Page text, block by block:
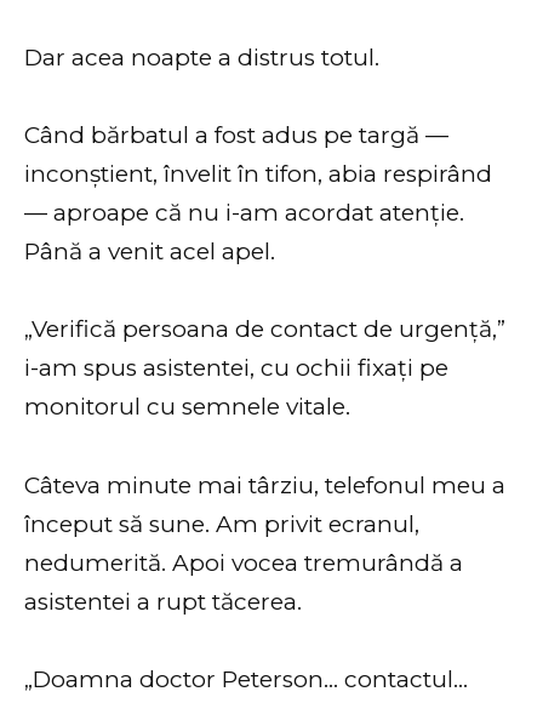
Dar acea noapte a distrus totul.
Când bărbatul a fost adus pe targă —
inconștient, învelit în tifon, abia respirând
— aproape că nu i-am acordat atenție.
Până a venit acel apel.
„Verifică persoana de contact de urgență,”
i-am spus asistentei, cu ochii fixați pe
monitorul cu semnele vitale.
Câteva minute mai târziu, telefonul meu a
început să sune. Am privit ecranul,
nedumerită. Apoi vocea tremurândă a
asistentei a rupt tăcerea.
„Doamna doctor Peterson… contactul…